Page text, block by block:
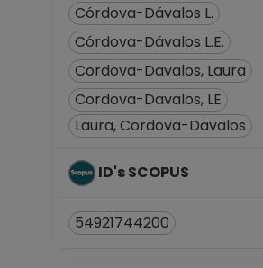
Córdova-Dávalos L.
Córdova-Dávalos L.E.
Cordova-Davalos, Laura
Cordova-Davalos, LE
Laura, Cordova-Davalos
ID's SCOPUS
54921744200